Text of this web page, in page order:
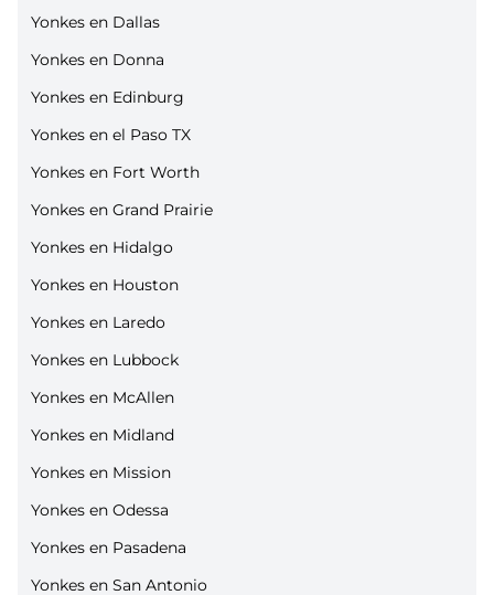
Yonkes en Dallas
Yonkes en Donna
Yonkes en Edinburg
Yonkes en el Paso TX
Yonkes en Fort Worth
Yonkes en Grand Prairie
Yonkes en Hidalgo
Yonkes en Houston
Yonkes en Laredo
Yonkes en Lubbock
Yonkes en McAllen
Yonkes en Midland
Yonkes en Mission
Yonkes en Odessa
Yonkes en Pasadena
Yonkes en San Antonio